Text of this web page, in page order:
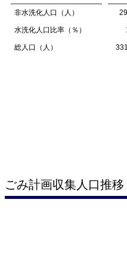
非水洗化人口（人）
水洗化人口比率（％）
総人口（人）
ごみ計画収集人口推移